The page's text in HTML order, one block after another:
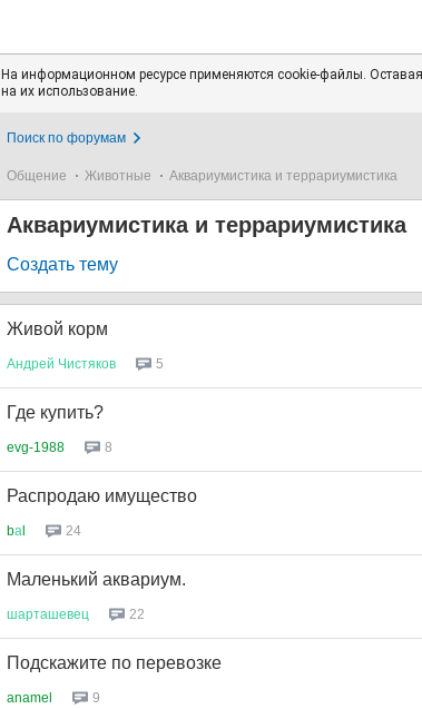
На информационном ресурсе применяются cookie-файлы.
на их использование.
Поиск по форумам
Общение Животные Аквариумистика и террариумистика
Аквариумистика и террариумистика
Создать тему
Живой корм
Андрей Чистяков 5
Где купить?
evg-1988 8
Распродаю имущество
bаl 24
Маленький аквариум.
шарташевец 22
Подскажите по перевозке
anamel 9